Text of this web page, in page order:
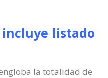
listado
la totalidad de